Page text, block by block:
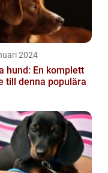
2024
hund: En komplett
till denna populära